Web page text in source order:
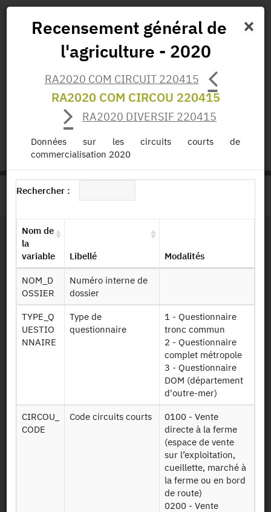
Missions
status.io EN | FR
PAGE PRODUIT
Dessin de fichier
Identifiant persistant (DOI)
Retour à la source
RA : Recensement Général de
Autres produits :2020,2010, 2000 - DOM, 2000, 1988 -
DOM, 1988, 1980-1981 - DOM, 1979, 1970
×
Recensement général de
l'agriculture - 2020
RA2020 COM CIRCUIT 220415
RA2020 COM CIRCOU 220415
RA2020 DIVERSIF 220415
Données sur les circuits courts de
commercialisation 2020
Rechercher :
Nom de
la
variable
Libellé Modalités
NOM_D
OSSIER
Numéro interne de
dossier
TYPE_Q
UESTIO
NNAIRE
Type de
questionnaire
1 - Questionnaire
tronc commun
2 - Questionnaire
complet métropole
3 - Questionnaire
DOM (département
d'outre-mer)
CIRCOU_
CODE
Code circuits courts
0100 - Vente
directe à la ferme
(espace de vente
sur l’exploitation,
cueillette, marché à
la ferme ou en bord
de route)
0200 - Vente